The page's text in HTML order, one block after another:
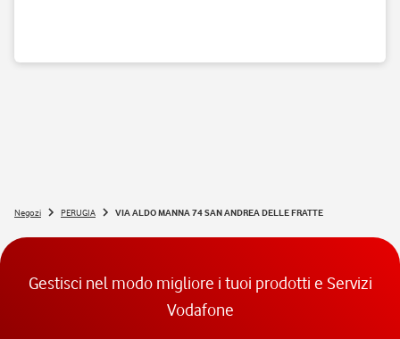
Negozi PERUGIA VIA ALDO MANNA 74 SAN ANDREA DELLE FRATTE
Gestisci nel modo migliore i tuoi prodotti e Servizi
Vodafone